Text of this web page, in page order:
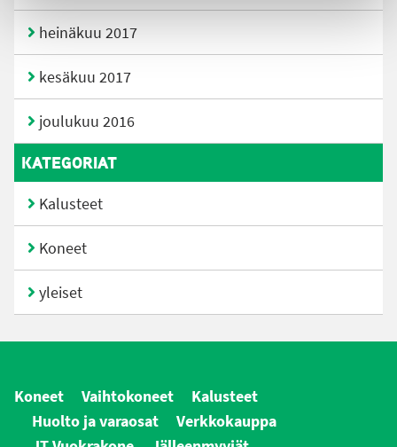
heinäkuu 2017
kesäkuu 2017
joulukuu 2016
KATEGORIAT
Kalusteet
Koneet
yleiset
Koneet Vaihtokoneet
Kalusteet
Huolto ja varaosat
Verkkokauppa